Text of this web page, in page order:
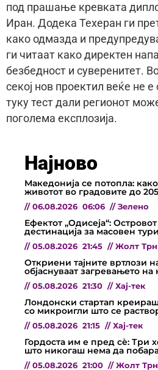
под прашање кревката
Иран. Додека Техеран ги
како одмазда и
ги читаат како директен
безбедност и суверенитет.
секој нов проектил веќе не
туку тест дали регионот
поголема експлозија.
Најново
Македонија се потопла:
животот во градовите до
// 06.08.2026 06:06 // Зелено
Ефектот „Одисеја“:
дестинација за масовен
// 05.08.2026 21:45 // Жолт Трн
Откриени тајните вртлози
објаснуваат загревањето на
// 05.08.2026 21:30 // Хај-тек
Лондонски стартап
со микроигли што се
// 05.08.2026 21:15 // Хај-тек
Гордоста им е пред сѐ: Три
што никогаш нема да
// 05.08.2026 21:00 // Жолт Трн